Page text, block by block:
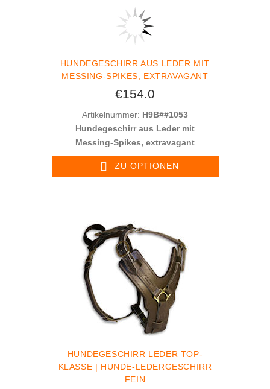
HUNDEGESCHIRR AUS LEDER MIT
MESSING-SPIKES, EXTRAVAGANT
€154.0
Artikelnummer: H9B##1053
Hundegeschirr aus Leder mit
Messing-Spikes, extravagant
ZU OPTIONEN
HUNDEGESCHIRR LEDER TOP-
KLASSE | HUNDE-LEDERGESCHIRR
FEIN